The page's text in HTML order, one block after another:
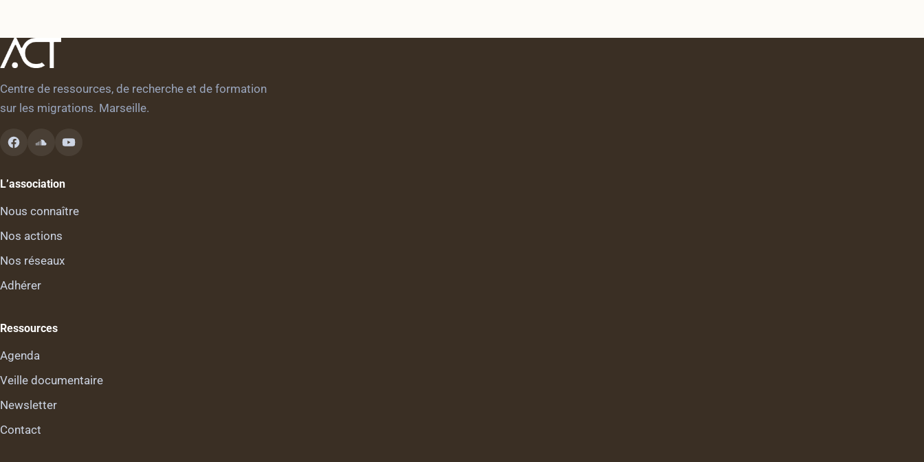
Centre de ressources, de recherche et de formation
sur les migrations. Marseille.
L’association
Nous connaître
Nos actions
Nos réseaux
Adhérer
Ressources
Agenda
Veille documentaire
Newsletter
Contact